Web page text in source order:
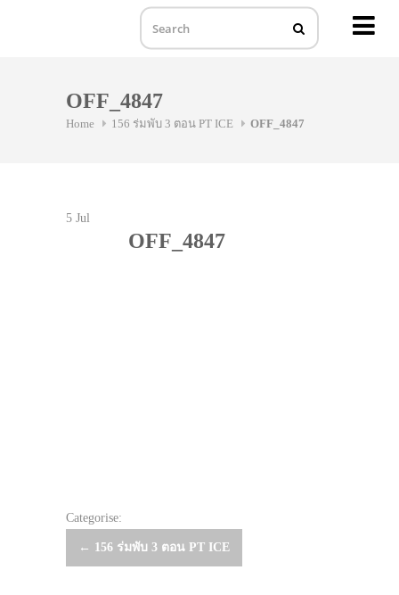
OFF_4847
Home 156 ร่มพับ 3 ตอน PT ICE OFF_4847
5 Jul
OFF_4847
Categorise:
Post
← 156 ร่มพับ 3 ตอน PT ICE